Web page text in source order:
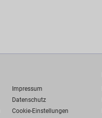
Impressum
Datenschutz
Cookie-Einstellungen